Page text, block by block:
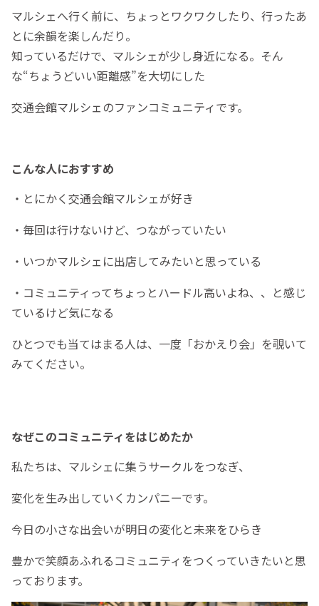
マルシェへ行く前に、ちょっとワクワクしたり、行ったあ
とに余韻を楽しんだり。
知っているだけで、マルシェが少し身近になる。そん
な“ちょうどいい距離感”を大切にした
交通会館マルシェのファンコミュニティです。
こんな人におすすめ
・とにかく交通会館マルシェが好き
・毎回は行けないけど、つながっていたい
・いつかマルシェに出店してみたいと思っている
・コミュニティってちょっとハードル高いよね、、と感じ
ているけど気になる
ひとつでも当てはまる人は、一度「おかえり会」を覗いて
みてください。
なぜこのコミュニティをはじめたか
私たちは、マルシェに集うサークルをつなぎ、
変化を生み出していくカンパニーです。
今日の小さな出会いが明日の変化と未来をひらき
豊かで笑顔あふれるコミュニティをつくっていきたいと思
っております。